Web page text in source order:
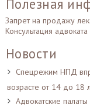
Полезная
Запрет на продажу
Консультация
Новости
Спецрежим НПД
возрасте от 14 до 18
Адвокатские